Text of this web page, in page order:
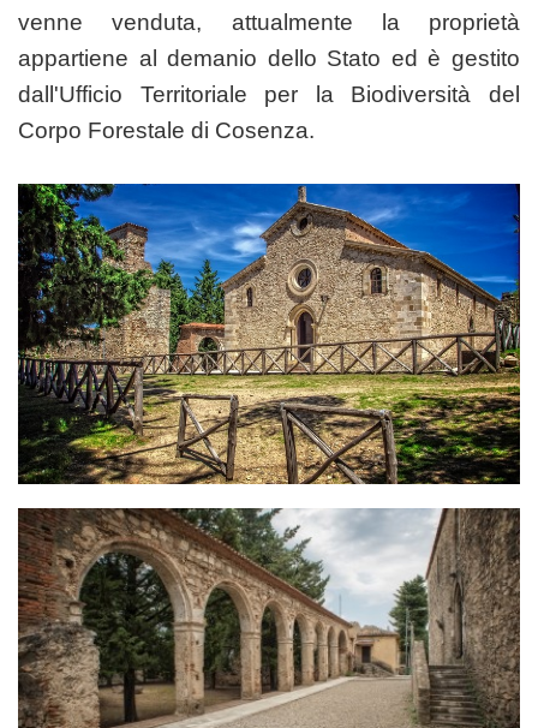
venne venduta, attualmente la proprietà
appartiene al demanio dello Stato ed è gestito
dall'Ufficio Territoriale per la Biodiversità del
Corpo Forestale di Cosenza.